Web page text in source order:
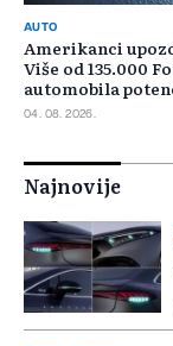
AUTO
Amerikanci
Više od 135.000
automobila
rizično
04. 08. 2026.
Najnovije